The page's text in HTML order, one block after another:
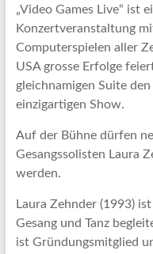
„Video Games Live“ ist
Konzertveranstaltung
Computerspielen aller
USA grosse Erfolge
gleichnamigen Suite
einzigartigen Show.
Auf der Bühne dürfen
Gesangssolisten Laura
werden.
Laura Zehnder (1993)
Gesang und Tanz
ist Gründungsmitglied